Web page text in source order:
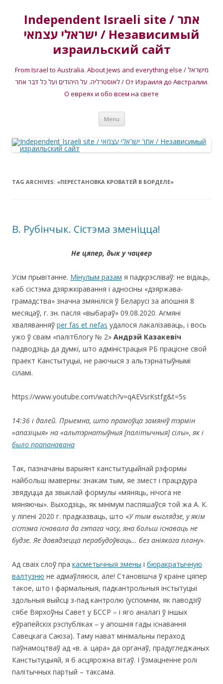
Independent Israeli site / אתר
ישראלי עצמאי / Независимый
израильский сайт
From Israel to Australia. About Jews and everything else / מישראל
לאוסטרליה. על היהודים ועל כל דבר אחר / От Израиля до Австралии.
О евреях и обо всем на свете
Menu Skip
content
TAG ARCHIVES: «ПЕРЕСТАНОВКА КРОВАТЕЙ В БОРДЕЛЕ»
В. Рубінчык. Сістэма зменіцца!
Не цяпер, дык у чацвер
Усім прывітанне. Мінулым разам я падкрэсліваў: не відаць,
каб сістэма дзяржкіравання і адносіны «дзяржава-
грамадства» значна змяніліся ў Беларусі за апошнія 8
месяцаў, г. зн. пасля «выбараў» 09.08.2020. Агмяні
хваляванняў per fas et nefas удалося лакалізаваць, і вось
ужо ў сваім «палітблогу № 2» Андрэй Казакевіч
падводзіць да думкі, што адміністрацыя РБ працісне свой
праект Канстытуцыі, не раючыся з альтэрнатыўнымі
сіламі.
https://www.youtube.com/watch?v=qAEVsrKstfg&t=5s
14:36 і далей. Прыемна, што прамоўца замяніў тэрмін
«апазіцыя» на «альтэрнатыўныя [палітычныя] сілы», як і
было прапанавана
Так, пазначаны варыянт канстытуцыйнай рэформы
найбольш імаверны: знакам тым, яе змест i працэдура
звядуцца да звыклай формулы «мяняць, нічога не
мяняючы». Выходзіць, як мінімум паспяшаўся той жа А. К.
у ліпені 2020 г. прадказваць, што «У тым выглядзе, у якім
сістэма існавала да гэтага часу, яна больш існаваць не
будзе.Яе давядзецца перабудоўваць… без аніякага плану».
Ад сваіх слоў пра касметычныя змены і бюракратычную
валтузню не адмаўляюся, але! Становішча ў краіне цяпер
такое, што і фармальныя, падкантрольныя інстытуцыі
здольныя выйсці з-пад кантролю (успомнім, як паводзіў
сябе Вярхоўны Савет у БССР – і яго аналагі ў іншых
еўрапейскіх рэспубліках – у апошнія гады існавання
Савецкага Саюза). Таму нават мінімальны пераход
паўнамоцтваў ад «в. а. цара» да органаў, прадугледжаных
Канстытуцыяй, я б асцярожна вітаў. І ўзмацненне ролі
палітычных партый – таксама.